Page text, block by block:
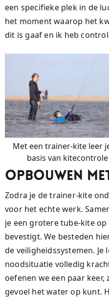
een specifieke plek in de
het moment waarop het
dit is gaaf en ik heb
Met een trainer-kite leer
basis van kitecontrole
Opbouwen
Zodra je de trainer-kite
voor het echte werk.
je een grotere tube-kite
bevestigt. We besteden
de veiligheidssystemen.
noodsituatie volledig
oefenen we een paar keer,
gevoel het water op kunt.